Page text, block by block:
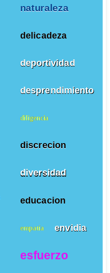
naturaleza
delicadeza
deportividad
desprendimiento
diligencia
discrecion
diversidad
educacion
empatía envidia
esfuerzo